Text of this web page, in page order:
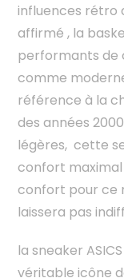
influences rétro
affirmé , la
performants de
comme
référence à la
des années
légères, cette
confort maximal
confort pour ce
laissera pas
la sneaker
véritable icône